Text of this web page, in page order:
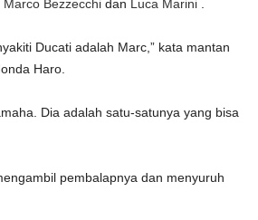
Marco Bezzecchi dan Luca Marini .
Ducati adalah Marc,” kata mantan
Haro.
Dia adalah satu-satunya yang bisa
pembalapnya dan menyuruh